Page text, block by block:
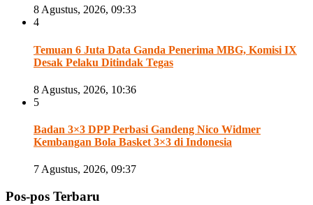
8 Agustus, 2026, 09:33
4
Temuan 6 Juta Data Ganda Penerima MBG, Komisi IX
Desak Pelaku Ditindak Tegas
8 Agustus, 2026, 10:36
5
Badan 3×3 DPP Perbasi Gandeng Nico Widmer
Kembangan Bola Basket 3×3 di Indonesia
7 Agustus, 2026, 09:37
Pos-pos Terbaru